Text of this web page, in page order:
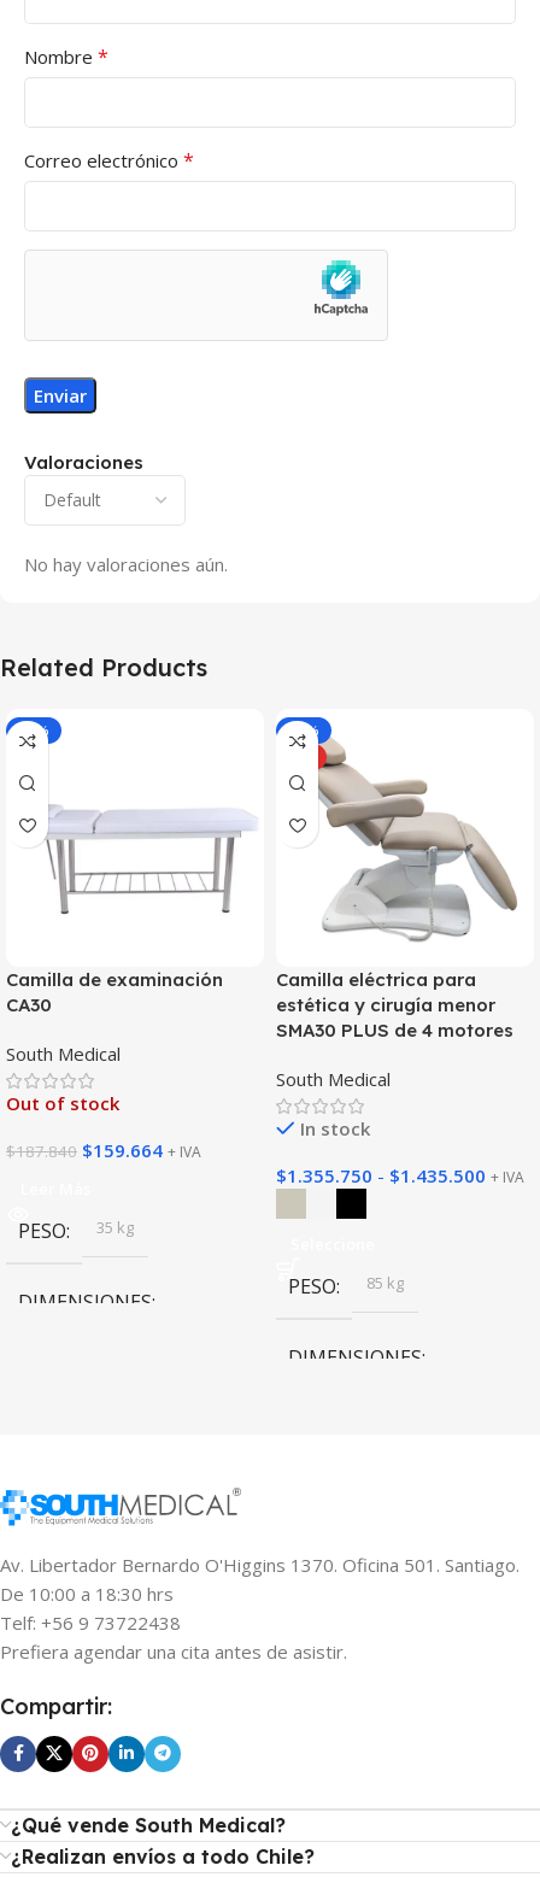
Valoraciones
No hay valoraciones aún.
Nombre *
Correo electrónico *
Related Products
-15%
Camilla de examinación
CA30
South Medical
Out of stock
$187.840 $159.664 + IVA
PESO 35 kg
DIMENSIONES
MARCA South Medical
-15%
Camilla eléctrica para
estética y cirugía menor
SMA30 PLUS de 4 motores
South Medical
In stock
$1.355.750 - $1.435.500 + IVA
PESO 85 kg
DIMENSIONES
COLOR
TIPO DE MANDO
Av. Libertador Bernardo O'Higgins 1370. Oficina 501. Santiago.
De 10:00 a 18:30 hrs
Telf: +56 9 73722438
Prefiera agendar una cita antes de asistir.
Compartir:
¿Qué vende South Medical?
¿Realizan envíos a todo Chile?